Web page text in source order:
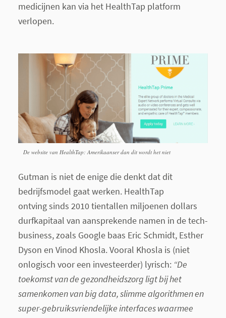
medicijnen kan via het HealthTap platform
verlopen.
De website van HealthTap: Amerikaanser dan dit wordt het niet
Gutman is niet de enige die denkt dat dit
bedrijfsmodel gaat werken. HealthTap
ontving sinds 2010 tientallen miljoenen dollars
durfkapitaal van aansprekende namen in de tech-
business, zoals Google baas Eric Schmidt, Esther
Dyson en Vinod Khosla. Vooral Khosla is (niet
onlogisch voor een investeerder) lyrisch: “De
toekomst van de gezondheidszorg ligt bij het
samenkomen van big data, slimme algorithmen en
super-gebruiksvriendelijke interfaces waarmee